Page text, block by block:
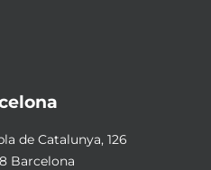
de Catalunya, 126
Barcelona